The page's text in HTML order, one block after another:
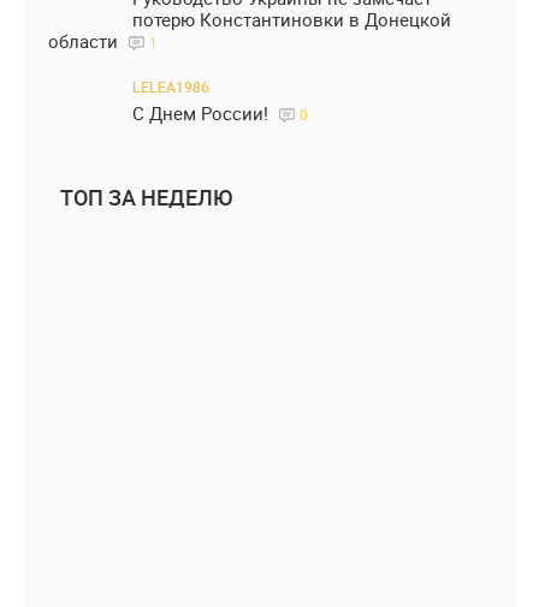
потерю Константиновки в Донецкой
области
1
LELEA1986
С Днем России! 0
ТОП ЗА НЕДЕЛЮ